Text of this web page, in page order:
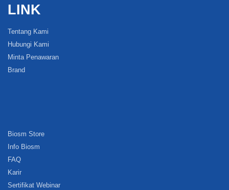
LINK
Tentang Kami
Hubungi Kami
Minta Penawaran
Brand
Biosm Store
Info Biosm
FAQ
Karir
Sertifikat Webinar